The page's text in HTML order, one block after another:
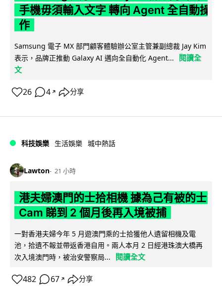
手機毋須輸入文字 轉向 Agent 全自動操
作
Samsung 電子 MX 部門顧客體驗辦公室主管兼副總裁 Jay Kim
表示，品牌正推動 Galaxy AI 邁向全自動化 Agent...
閱讀全
文
26 4 ↗ 分享
科技娛樂 生活娛樂 城中熱話
Lawton 21 小時
港夫婦澳門的士拾相機 據為己有被的士
Cam 睇到 2 個月後再入境被捕
一對香港夫婦今年 5 月遊澳門乘的士拾獲他人遺留相機及電
池，拾遺不報並帶返香港自用。兩人本月 2 日經港珠澳大橋再
次入境澳門時，被治安警察局...
閱讀全文
482 67 ↗ 分享